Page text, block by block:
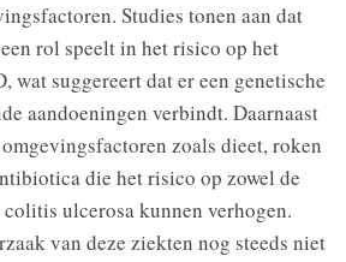
Studies tonen aan dat
rol speelt in het risico op het
wat suggereert dat er een genetische
aandoeningen verbindt. Daarnaast
zoals dieet, roken
die het risico op zowel de
ulcerosa kunnen verhogen.
van deze ziekten nog steeds niet